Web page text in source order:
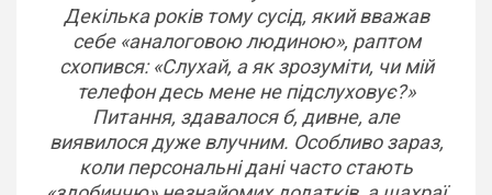
Декілька років тому сусід, який вважав
себе «аналоговою людиною», раптом
схопився: «Слухай, а як зрозуміти, чи мій
телефон десь мене не підслуховує?»
Питання, здавалося б, дивне, але
виявилося дуже влучним. Особливо зараз,
коли персональні дані часто стають